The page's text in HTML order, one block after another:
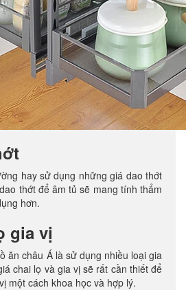
hay sử dụng những giá dao thớt
thớt để âm tủ sẽ mang tính thẩm
hơn.
gia vị
ăn châu Á là sử dụng nhiều loại gia
chai lọ và gia vị sẽ rất cần thiết để
một cách khoa học và hợp lý.